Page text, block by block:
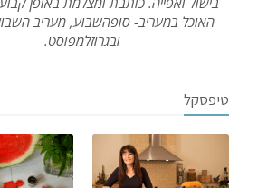
האוכל במעריב- סופהשבוע, מעריב
ובגרוזלמפוסט.
טיפסקל